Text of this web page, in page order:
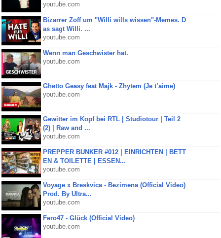
youtube.com
Bizarrer Zoff um "Willi wills wissen"-Memes. D
as sagt Willi. ...
youtube.com
Wenn man Geschwister hat.
youtube.com
Ghetto Geasy feat Majk - Zhytem (Je t’aime)
youtube.com
Gewitter im Kopf bei RTL | Studiotour | Teil 2
(2) | Raw and ...
youtube.com
PREPPER BUNKER #012 | EINRICHTEN | BETT
EN & TOILETTE | ESSEN...
youtube.com
Voyage x Breskvica - Bezimena (Official Video)
Prod. By Ultra...
youtube.com
Fero47 - Glück (Official Video)
youtube.com